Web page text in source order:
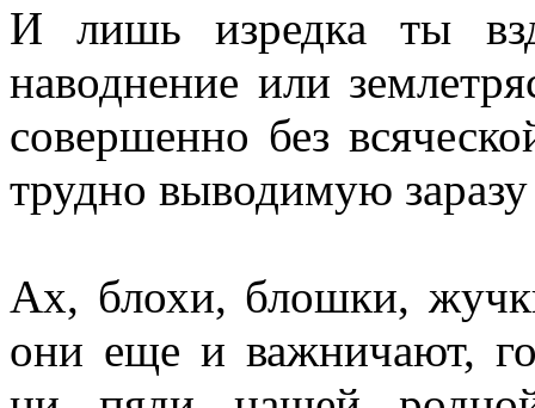
И лишь изредка ты
наводнение или
совершенно без
трудно выводимую заразу
Ах, блохи, блошки,
они еще и важничают,